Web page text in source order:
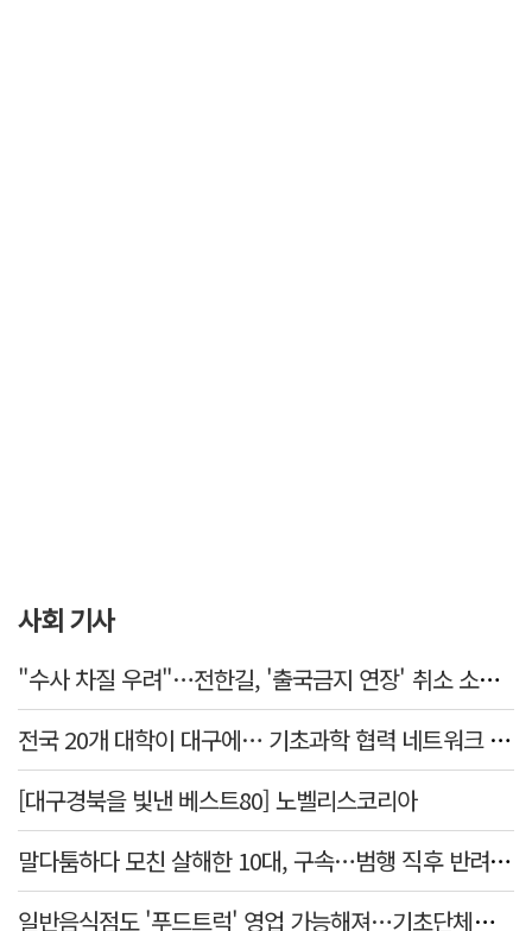
사회 기사
"수사 차질 우려"…전한길, '출국금지 연장' 취소 소송 패소
전국 20개 대학이 대구에… 기초과학 협력 네트워크 출범하다
[대구경북을 빛낸 베스트80] 노벨리스코리아
말다툼하다 모친 살해한 10대, 구속…범행 직후 반려견도 죽여
일반음식점도 '푸드트럭' 영업 가능해져…기초단체별 조례 개정 움직임